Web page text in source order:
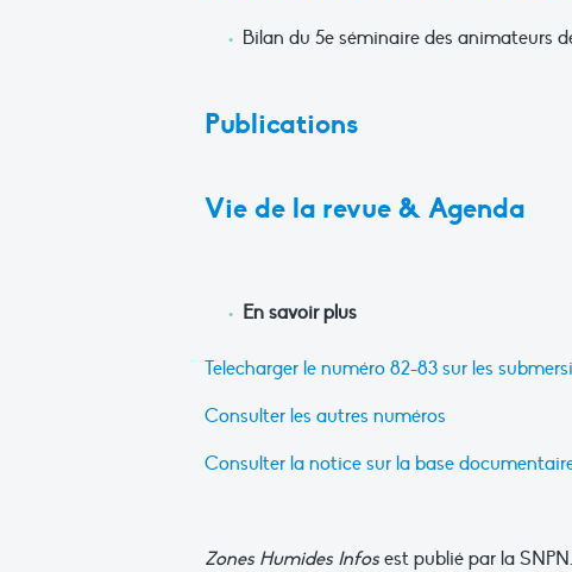
Bilan du 5e séminaire des animateurs
Publications
Vie de la revue & Agenda
En savoir plus
Telecharger le numéro 82-83 sur les
Consulter les autres numéros
Consulter la notice sur la base
Zones Humides Infos est publié par la